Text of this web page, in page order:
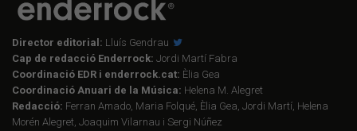
Director editorial: Lluís Gendrau
Cap de redacció Enderrock: Jordi Martí Fabra
Coordinació EDR i enderrock.cat: Èlia Gea
Coordinació Anuari de la Música: Helena M. Alegret
Redacció: Ferran Amado, Maria Folqué, Èlia Gea, Jordi Martí, Helena
Morén Alegret, Joaquim Vilarnau i Sergi Núñez